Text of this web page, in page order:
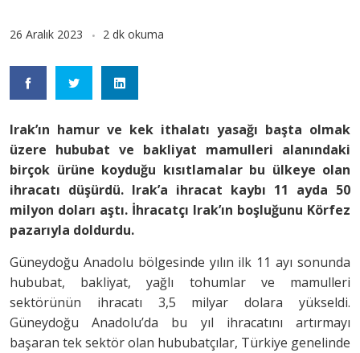
26 Aralık 2023 2 dk okuma
Irak’ın hamur ve kek ithalatı yasağı başta olmak
üzere hububat ve bakliyat mamulleri alanındaki
birçok ürüne koyduğu kısıtlamalar bu ülkeye olan
ihracatı düşürdü. Irak’a ihracat kaybı 11 ayda 50
milyon doları aştı. İhracatçı Irak’ın boşluğunu Körfez
pazarıyla doldurdu.
Güneydoğu Anadolu bölgesinde yılın ilk 11 ayı sonunda
hububat, bakliyat, yağlı tohumlar ve mamulleri
sektörünün ihracatı 3,5 milyar dolara yükseldi.
Güneydoğu Anadolu’da bu yıl ihracatını artırmayı
başaran tek sektör olan hububatçılar, Türkiye genelinde